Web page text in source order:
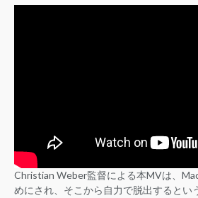
Christian Weber監督による本MVは、
めにされ、そこから自力で脱出するとい